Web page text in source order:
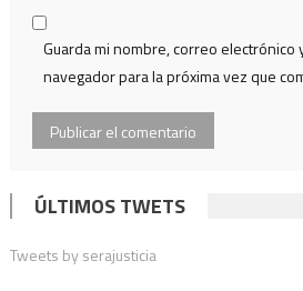
Guarda mi nombre, correo electrónico
navegador para la próxima vez que
ÚLTIMOS TWETS
Tweets by serajusticia